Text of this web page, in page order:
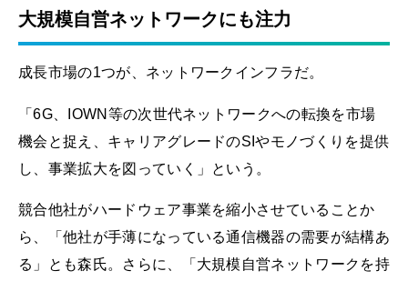
大規模自営ネットワークにも注力
成長市場の1つが、ネットワークインフラだ。
「6G、IOWN等の次世代ネットワークへの転換を市場
機会と捉え、キャリアグレードのSIやモノづくりを提供
し、事業拡大を図っていく」という。
競合他社がハードウェア事業を縮小させていることか
ら、「他社が手薄になっている通信機器の需要が結構あ
る」とも森氏。さらに、「大規模自営ネットワークを持